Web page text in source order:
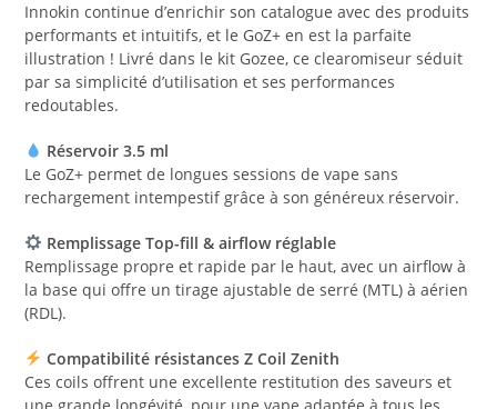
Innokin continue d’enrichir son catalogue avec des produits
performants et intuitifs, et le GoZ+ en est la parfaite
illustration ! Livré dans le kit Gozee, ce clearomiseur séduit
par sa simplicité d’utilisation et ses performances
redoutables.
Réservoir 3.5 ml
Le GoZ+ permet de longues sessions de vape sans
rechargement intempestif grâce à son généreux réservoir.
Remplissage Top-fill & airflow réglable
Remplissage propre et rapide par le haut, avec un airflow à
la base qui offre un tirage ajustable de serré (MTL) à aérien
(RDL).
Compatibilité résistances Z Coil Zenith
Ces coils offrent une excellente restitution des saveurs et